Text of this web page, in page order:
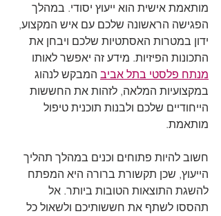
מותאמת אישית הוא ייעוץ יסודי. במהלך
הפגישה הראשונה שלכם עם איש המקצוע,
ידון במטרות האסתטיות שלכם ויבחן את
התכונות הפיזיות. מידע זה יאפשר לאותו
מנתח פלסטי בתל אביב המבקש לנהוג
במקצועיות המלאה, לזהות את החששות
הייחודיים שלכם ולבנות תוכנית טיפול
מותאמת.
חשוב להיות פתוחים וכנים במהלך תהליך
הייעוץ, שכן תקשורת ברורה היא המפתח
להשגת התוצאות הטובות ביותר. אל
תהססו לשתף את חששותיכם ולשאול כל